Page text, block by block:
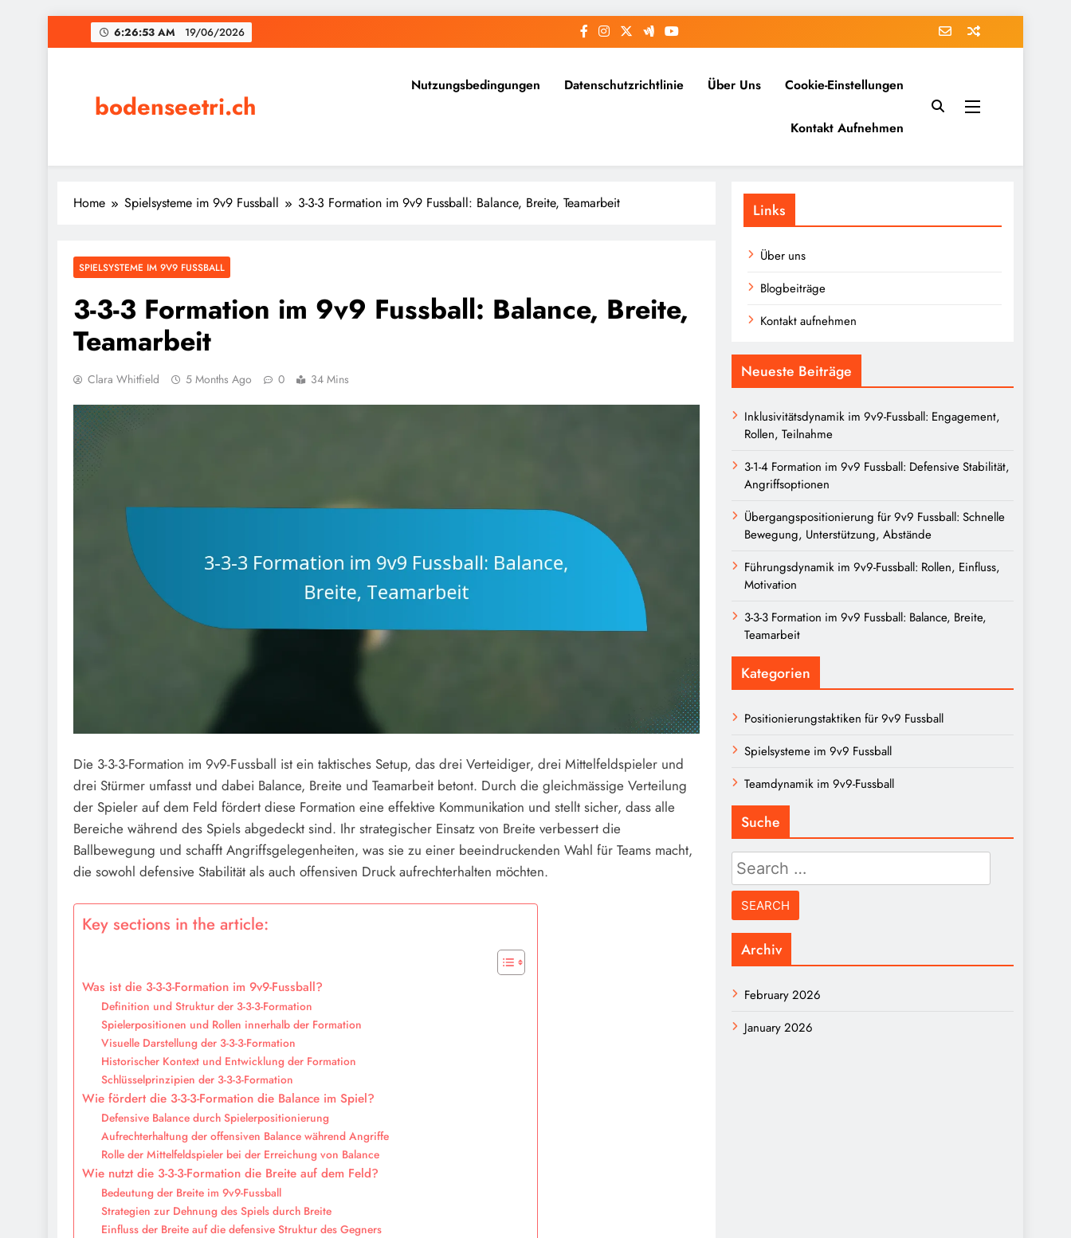
to
6:26:54 AM 19/06/2026
bodenseetri.ch
Nutzungsbedingungen Datenschutzrichtlinie Über Uns Cookie-Einstellungen
Kontakt Aufnehmen
Home Spielsysteme im 9v9 Fussball 3-3-3 Formation im 9v9 Fussball: Balance, Breite, Teamarbeit
SPIELSYSTEME IM 9V9 FUSSBALL
3-3-3 Formation im 9v9 Fussball: Balance, Breite,
Teamarbeit
Clara Whitfield 5 Months Ago 0 34 Mins
Die 3-3-3-Formation im 9v9-Fussball ist ein taktisches Setup, das drei Verteidiger, drei Mittelfeldspieler und
drei Stürmer umfasst und dabei Balance, Breite und Teamarbeit betont. Durch die gleichmässige Verteilung
der Spieler auf dem Feld fördert diese Formation eine effektive Kommunikation und stellt sicher, dass alle
Bereiche während des Spiels abgedeckt sind. Ihr strategischer Einsatz von Breite verbessert die
Ballbewegung und schafft Angriffsgelegenheiten, was sie zu einer beeindruckenden Wahl für Teams macht,
die sowohl defensive Stabilität als auch offensiven Druck aufrechterhalten möchten.
Key sections in the article:
Was ist die 3-3-3-Formation im 9v9-Fussball?
Definition und Struktur der 3-3-3-Formation
Spielerpositionen und Rollen innerhalb der Formation
Visuelle Darstellung der 3-3-3-Formation
Historischer Kontext und Entwicklung der Formation
Schlüsselprinzipien der 3-3-3-Formation
Wie fördert die 3-3-3-Formation die Balance im Spiel?
Defensive Balance durch Spielerpositionierung
Aufrechterhaltung der offensiven Balance während Angriffe
Rolle der Mittelfeldspieler bei der Erreichung von Balance
Wie nutzt die 3-3-3-Formation die Breite auf dem Feld?
Bedeutung der Breite im 9v9-Fussball
Strategien zur Dehnung des Spiels durch Breite
Einfluss der Breite auf die defensive Struktur des Gegners
Links
Über uns
Blogbeiträge
Kontakt aufnehmen
Neueste Beiträge
Inklusivitätsdynamik im 9v9-Fussball: Engagement,
Rollen, Teilnahme
3-1-4 Formation im 9v9 Fussball: Defensive Stabilität,
Angriffsoptionen
Übergangspositionierung für 9v9 Fussball: Schnelle
Bewegung, Unterstützung, Abstände
Führungsdynamik im 9v9-Fussball: Rollen, Einfluss,
Motivation
3-3-3 Formation im 9v9 Fussball: Balance, Breite,
Teamarbeit
Kategorien
Positionierungstaktiken für 9v9 Fussball
Spielsysteme im 9v9 Fussball
Teamdynamik im 9v9-Fussball
Suche
Search
for:
Archiv
February 2026
January 2026